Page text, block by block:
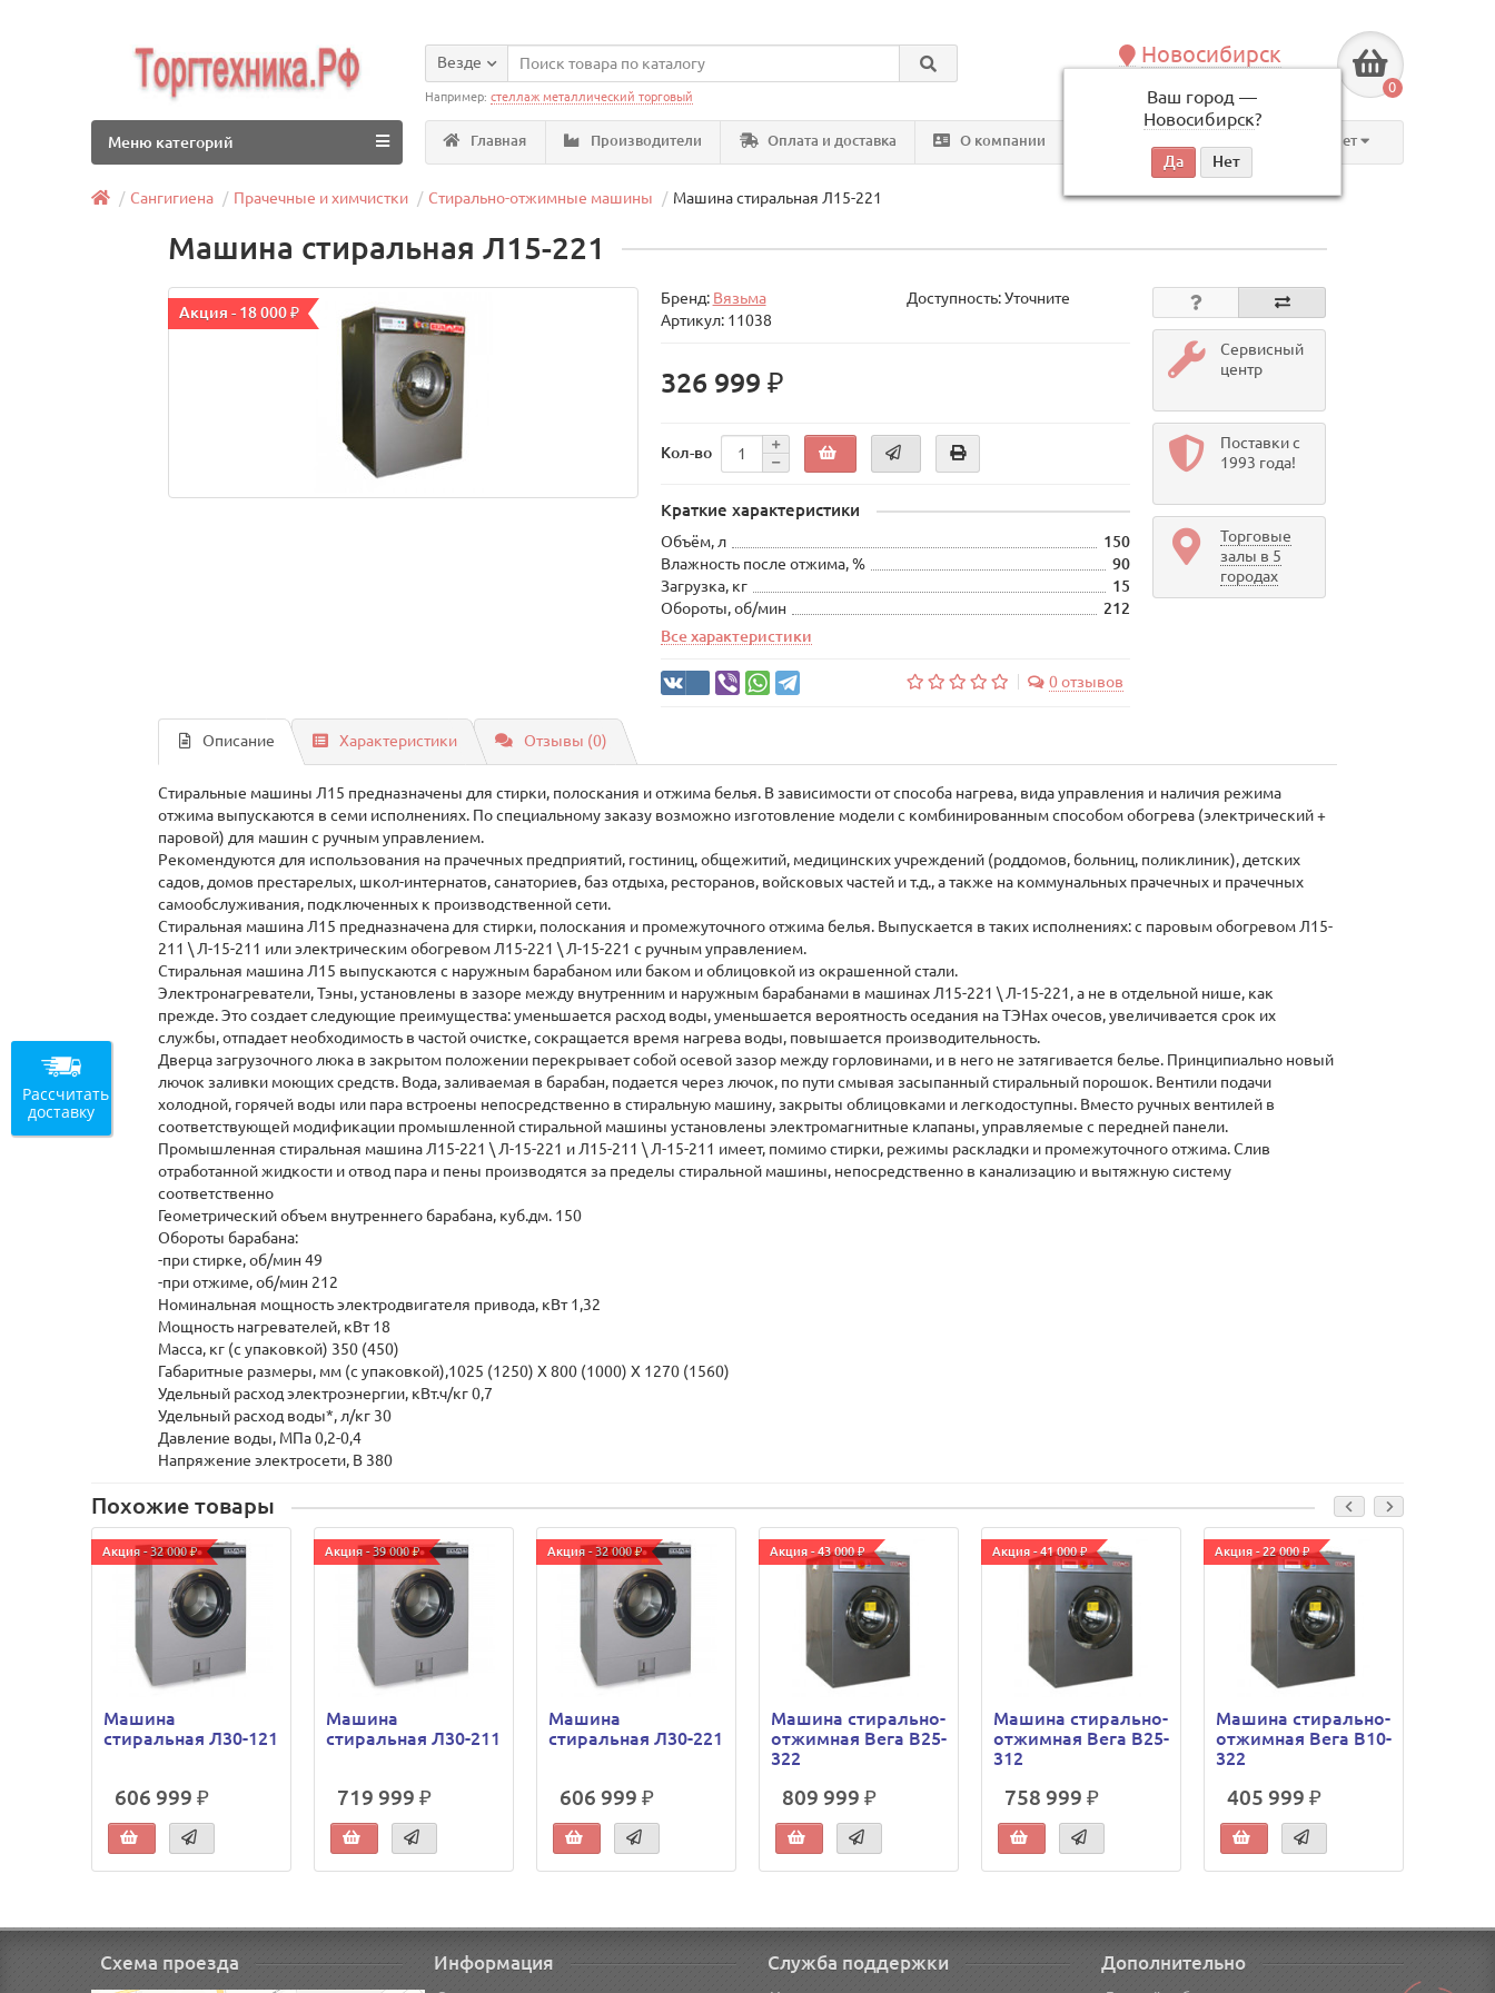
Новосибирск
Ваш город —
Новосибирск?
по будням, с 09:00 до 18:00
0
Везде
Например:стеллаж металлический торговый
Главная Производители Оплата и доставка О компании Личный кабинет
Меню категорий
Сангигиена Прачечные и химчистки Стирально-отжимные машины Машина стиральная Л15-221
Машина стиральная Л15-221
Акция - 18 000 ₽
Бренд: Вязьма
Доступность: Уточните
Артикул: 11038
326 999 ₽
Кол-во
Краткие характеристики
Объём, л
150
Влажность после отжима, %
90
Загрузка, кг
15
Обороты, об/мин
212
Все характеристики
0 отзывов
Сервисный
центр
Поставки с
1993 года!
Торговые
залы в 5
городах
Описание Характеристики Отзывы (0)
Стиральные машины Л15 предназначены для стирки, полоскания и отжима белья. В зависимости от способа нагрева, вида управления и наличия режима
отжима выпускаются в семи исполнениях. По специальному заказу возможно изготовление модели с комбинированным способом обогрева (электрический +
паровой) для машин с ручным управлением.
Рекомендуются для использования на прачечных предприятий, гостиниц, общежитий, медицинских учреждений (роддомов, больниц, поликлиник), детских
садов, домов престарелых, школ-интернатов, санаториев, баз отдыха, ресторанов, войсковых частей и т.д., а также на коммунальных прачечных и прачечных
самообслуживания, подключенных к производственной сети.
Стиральная машина Л15 предназначена для стирки, полоскания и промежуточного отжима белья. Выпускается в таких исполнениях: с паровым обогревом Л15-
211 \ Л-15-211 или электрическим обогревом Л15-221 \ Л-15-221 с ручным управлением.
Стиральная машина Л15 выпускаются с наружным барабаном или баком и облицовкой из окрашенной стали.
Электронагреватели, Тэны, установлены в зазоре между внутренним и наружным барабанами в машинах Л15-221 \ Л-15-221, а не в отдельной нише, как
прежде. Это создает следующие преимущества: уменьшается расход воды, уменьшается вероятность оседания на ТЭНах очесов, увеличивается срок их
службы, отпадает необходимость в частой очистке, сокращается время нагрева воды, повышается производительность.
Дверца загрузочного люка в закрытом положении перекрывает собой осевой зазор между горловинами, и в него не затягивается белье. Принципиально новый
лючок заливки моющих средств. Вода, заливаемая в барабан, подается через лючок, по пути смывая засыпанный стиральный порошок. Вентили подачи
холодной, горячей воды или пара встроены непосредственно в стиральную машину, закрыты облицовками и легкодоступны. Вместо ручных вентилей в
соответствующей модификации промышленной стиральной машины установлены электромагнитные клапаны, управляемые с передней панели.
Промышленная стиральная машина Л15-221 \ Л-15-221 и Л15-211 \ Л-15-211 имеет, помимо стирки, режимы раскладки и промежуточного отжима. Слив
отработанной жидкости и отвод пара и пены производятся за пределы стиральной машины, непосредственно в канализацию и вытяжную систему
соответственно
Геометрический объем внутреннего барабана, куб.дм. 150
Обороты барабана:
-при стирке, об/мин 49
-при отжиме, об/мин 212
Номинальная мощность электродвигателя привода, кВт 1,32
Мощность нагревателей, кВт 18
Масса, кг (с упаковкой) 350 (450)
Габаритные размеры, мм (с упаковкой),1025 (1250) Х 800 (1000) X 1270 (1560)
Удельный расход электроэнергии, кВт.ч/кг 0,7
Удельный расход воды*, л/кг 30
Давление воды, МПа 0,2-0,4
Напряжение электросети, В 380
Похожие товары
Акция - 32 000 ₽
Машина
стиральная Л30-121
606 999 ₽
Акция - 39 000 ₽
Машина
стиральная Л30-211
719 999 ₽
Акция - 32 000 ₽
Машина
стиральная Л30-221
606 999 ₽
Акция - 43 000 ₽
Машина стирально-
отжимная Вега В25-
322
809 999 ₽
Акция - 41 000 ₽
Машина стирально-
отжимная Вега В25-
312
758 999 ₽
Акция - 22 000 ₽
Машина стирально-
отжимная Вега В10-
322
405 999 ₽
Схема проезда Информация Служба поддержки Дополнительно
Рассчитать
доставку